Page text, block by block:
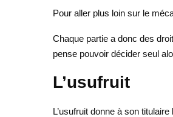
Pour aller plus loin sur le
Chaque partie a donc des
pense pouvoir décider seul
L’usufruit
L’usufruit donne à son